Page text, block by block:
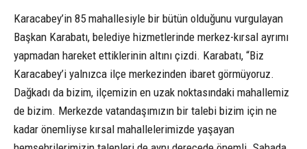
Karacabey’in 85 mahallesiyle bir bütün olduğunu vurgulayan
Başkan Karabatı, belediye hizmetlerinde merkez-kırsal ayrımı
yapmadan hareket ettiklerinin altını çizdi. Karabatı, “Biz
Karacabey’i yalnızca ilçe merkezinden ibaret görmüyoruz.
Dağkadı da bizim, ilçemizin en uzak noktasındaki mahallemiz
de bizim. Merkezde vatandaşımızın bir talebi bizim için ne
kadar önemliyse kırsal mahallelerimizde yaşayan